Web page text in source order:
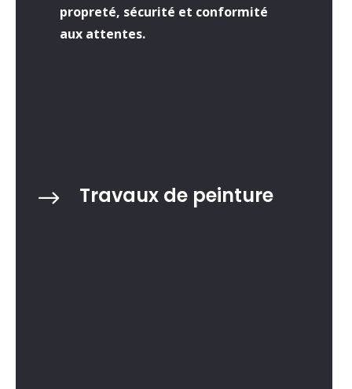
propreté, sécurité et conformité
aux attentes.
$ Travaux de peinture